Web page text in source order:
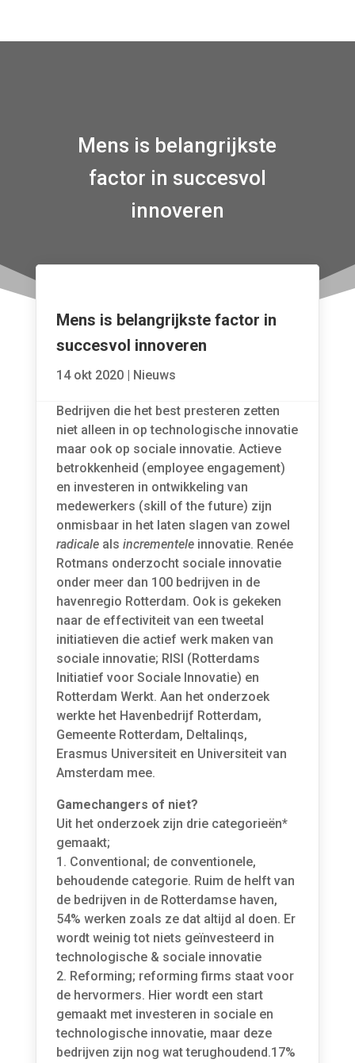
Mens is belangrijkste
factor in succesvol
innoveren
Mens is belangrijkste factor in
succesvol innoveren
14 okt 2020| Nieuws
Bedrijven die het best presteren zetten
niet alleen in op technologische innovatie
maar ook op sociale innovatie. Actieve
betrokkenheid (employee engagement)
en investeren in ontwikkeling van
medewerkers (skill of the future) zijn
onmisbaar in het laten slagen van zowel
radicaleals incrementeleinnovatie. Renée
Rotmans onderzocht sociale innovatie
onder meer dan 100 bedrijven in de
havenregio Rotterdam. Ook is gekeken
naar de effectiviteit van een tweetal
initiatieven die actief werk maken van
sociale innovatie; RISI (Rotterdams
Initiatief voor Sociale Innovatie) en
Rotterdam Werkt. Aan het onderzoek
werkte het Havenbedrijf Rotterdam,
Gemeente Rotterdam, Deltalinqs,
Erasmus Universiteit en Universiteit van
Amsterdam mee.
Gamechangers of niet?
Uit het onderzoek zijn drie categorieën*
gemaakt;
1. Conventional; de conventionele,
behoudende categorie. Ruim de helft van
de bedrijven in de Rotterdamse haven,
54% werken zoals ze dat altijd al doen. Er
wordt weinig tot niets geïnvesteerd in
technologische & sociale innovatie
2. Reforming; reforming firms staat voor
de hervormers. Hier wordt een start
gemaakt met investeren in sociale en
technologische innovatie, maar deze
bedrijven zijn nog wat terughoudend.17%